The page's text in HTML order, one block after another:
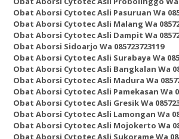
Obat Aborsi Cytotec Asli Pasuruan Wa
Obat Aborsi Cytotec Asli Malang Wa
Obat Aborsi Cytotec Asli Dampit Wa
Obat Aborsi Sidoarjo Wa 085723723119
Obat Aborsi Cytotec Asli Surabaya Wa
Obat Aborsi Cytotec Asli Bangkalan Wa
Obat Aborsi Cytotec Asli Madura Wa
Obat Aborsi Cytotec Asli Pamekasan Wa
Obat Aborsi Cytotec Asli Gresik Wa
Obat Aborsi Cytotec Asli Lamongan Wa
Obat Aborsi Cytotec Asli Mojokerto Wa
Obat Aborsi Cytotec Asli Sukorame Wa